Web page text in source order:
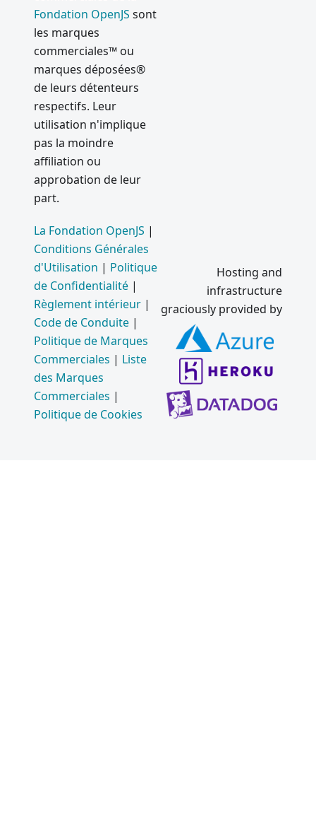
Fondation OpenJS sont
les marques
commerciales™ ou
marques déposées®
de leurs détenteurs
respectifs. Leur
utilisation n'implique
pas la moindre
affiliation ou
approbation de leur
part.
La Fondation OpenJS |
Conditions Générales
d'Utilisation | Politique
de Confidentialité |
Règlement intérieur |
Code de Conduite |
Politique de Marques
Commerciales | Liste
des Marques
Commerciales |
Politique de Cookies
Hosting and
infrastructure
graciously provided by